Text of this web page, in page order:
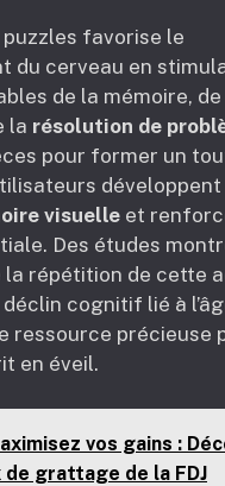
favorise le
du cerveau en
de la mémoire, de
la résolution de
pour former un
développent
visuelle et
Des études
la répétition de cette
cognitif lié à
ressource précieuse
en éveil.
vos gains :
grattage de la FDJ